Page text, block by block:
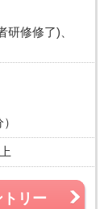
修修了)、
トリー